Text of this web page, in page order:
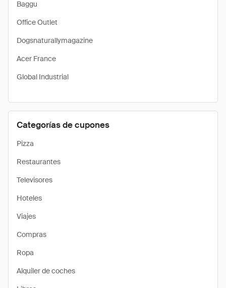
Baggu
Office Outlet
Dogsnaturallymagazine
Acer France
Global Industrial
Categorías de cupones
Pizza
Restaurantes
Televisores
Hoteles
Viajes
Compras
Ropa
Alquiler de coches